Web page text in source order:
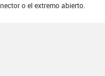
o el extremo abierto.